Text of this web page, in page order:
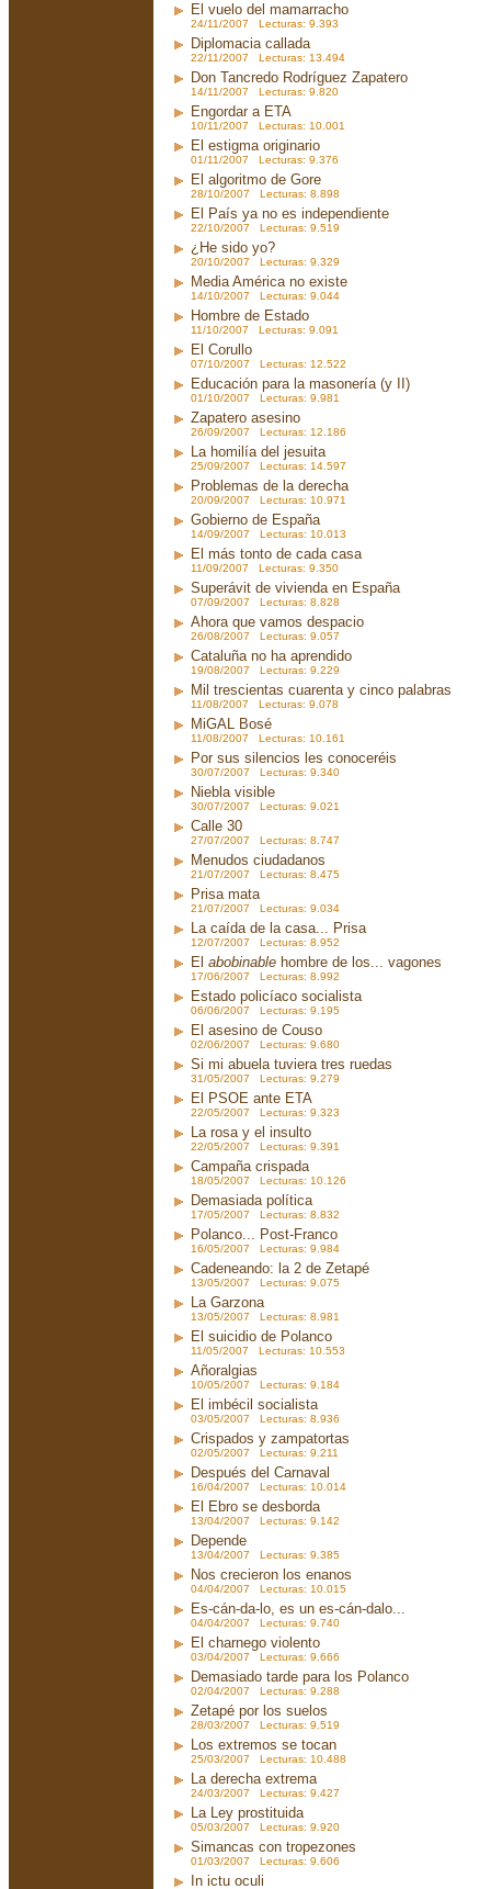
El vuelo del mamarracho
24/11/2007 Lecturas: 9.393
Diplomacia callada
22/11/2007 Lecturas: 13.494
Don Tancredo Rodríguez Zapatero
14/11/2007 Lecturas: 9.820
Engordar a ETA
10/11/2007 Lecturas: 10.001
El estigma originario
01/11/2007 Lecturas: 9.376
El algoritmo de Gore
28/10/2007 Lecturas: 8.898
El País ya no es independiente
22/10/2007 Lecturas: 9.519
¿He sido yo?
20/10/2007 Lecturas: 9.329
Media América no existe
14/10/2007 Lecturas: 9.044
Hombre de Estado
11/10/2007 Lecturas: 9.091
El Corullo
07/10/2007 Lecturas: 12.522
Educación para la masonería (y II)
01/10/2007 Lecturas: 9.981
Zapatero asesino
26/09/2007 Lecturas: 12.186
La homilía del jesuita
25/09/2007 Lecturas: 14.597
Problemas de la derecha
20/09/2007 Lecturas: 10.971
Gobierno de España
14/09/2007 Lecturas: 10.013
El más tonto de cada casa
11/09/2007 Lecturas: 9.350
Superávit de vivienda en España
07/09/2007 Lecturas: 8.828
Ahora que vamos despacio
26/08/2007 Lecturas: 9.057
Cataluña no ha aprendido
19/08/2007 Lecturas: 9.229
Mil trescientas cuarenta y cinco palabras
11/08/2007 Lecturas: 9.078
MiGAL Bosé
11/08/2007 Lecturas: 10.161
Por sus silencios les conoceréis
30/07/2007 Lecturas: 9.340
Niebla visible
30/07/2007 Lecturas: 9.021
Calle 30
27/07/2007 Lecturas: 8.747
Menudos ciudadanos
21/07/2007 Lecturas: 8.475
Prisa mata
21/07/2007 Lecturas: 9.034
La caída de la casa... Prisa
12/07/2007 Lecturas: 8.952
El abobinable hombre de los... vagones
17/06/2007 Lecturas: 8.992
Estado policíaco socialista
06/06/2007 Lecturas: 9.195
El asesino de Couso
02/06/2007 Lecturas: 9.680
Si mi abuela tuviera tres ruedas
31/05/2007 Lecturas: 9.279
El PSOE ante ETA
22/05/2007 Lecturas: 9.323
La rosa y el insulto
22/05/2007 Lecturas: 9.391
Campaña crispada
18/05/2007 Lecturas: 10.126
Demasiada política
17/05/2007 Lecturas: 8.832
Polanco... Post-Franco
16/05/2007 Lecturas: 9.984
Cadeneando: la 2 de Zetapé
13/05/2007 Lecturas: 9.075
La Garzona
13/05/2007 Lecturas: 8.981
El suicidio de Polanco
11/05/2007 Lecturas: 10.553
Añoralgias
10/05/2007 Lecturas: 9.184
El imbécil socialista
03/05/2007 Lecturas: 8.936
Crispados y zampatortas
02/05/2007 Lecturas: 9.211
Después del Carnaval
16/04/2007 Lecturas: 10.014
El Ebro se desborda
13/04/2007 Lecturas: 9.142
Depende
13/04/2007 Lecturas: 9.385
Nos crecieron los enanos
04/04/2007 Lecturas: 10.015
Es-cán-da-lo, es un es-cán-dalo...
04/04/2007 Lecturas: 9.740
El charnego violento
03/04/2007 Lecturas: 9.666
Demasiado tarde para los Polanco
02/04/2007 Lecturas: 9.288
Zetapé por los suelos
28/03/2007 Lecturas: 9.519
Los extremos se tocan
25/03/2007 Lecturas: 10.488
La derecha extrema
24/03/2007 Lecturas: 9.427
La Ley prostituida
05/03/2007 Lecturas: 9.920
Simancas con tropezones
01/03/2007 Lecturas: 9.606
In ictu oculi